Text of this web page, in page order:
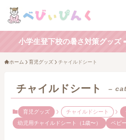
小学生登下校の暑さ対策グッズ
ホーム 育児グッズ チャイルドシート
チャイルドシート –
育児グッズ チャイルドシート
幼児用チャイルドシート（1歳〜）
ベビ